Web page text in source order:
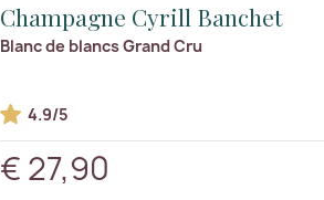
Champagne Cyrill Banchet
Blanc de blancs Grand Cru
4.9/5
€ 27,90